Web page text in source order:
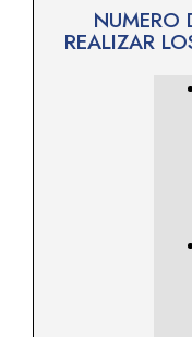
NUMERO
REALIZAR